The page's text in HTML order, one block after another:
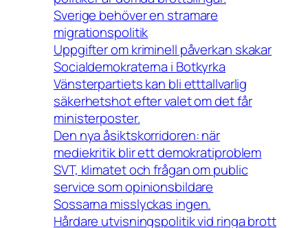
Sverige behöver en stramare
migrationspolitik
Uppgifter om kriminell påverkan skakar
Socialdemokraterna i Botkyrka
Vänsterpartiets kan bli etttallvarlig
säkerhetshot efter valet om det får
ministerposter.
Den nya åsiktskorridoren: när
mediekritik blir ett demokratiproblem
SVT, klimatet och frågan om public
service som opinionsbildare
Sossarna misslyckas ingen.
Hårdare utvisningspolitik vid ringa brott